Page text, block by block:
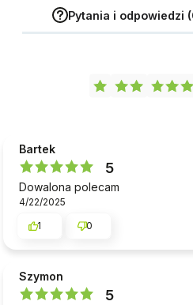
Pytania i odpowiedzi
Bartek
5
Dowalona polecam
4/22/2025
1
0
Szymon
5